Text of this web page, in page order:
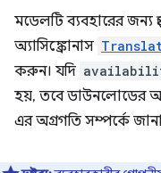
মডেলটি ব্যবহারের জন্য
অ্যাসিঙ্ক্রোনাস
করুন। যদি
হয়, তবে ডাউনলোডের
এর অগ্রগতি সম্পর্কে